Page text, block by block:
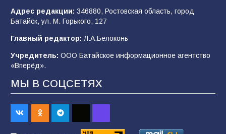
строительные профессии в ходе
спортивного праздника
90
«Слухами Москву не возьмёшь»: почему
заявления Киева о мобилизации — это
отчаяние, а не разведка
Адрес редакции: 346880, Ростовская область, город
Батайск, ул. М. Горького, 127
Главный редактор: Л.А.Белоконь
Учредитель: ООО Батайское информационное агентство
«Вперёд».
МЫ В СОЦСЕТЯХ